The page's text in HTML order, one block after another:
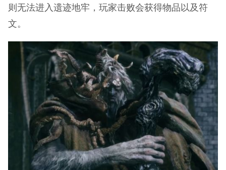
则无法进入遗迹地牢，玩家击败会获得物品以及符
文。